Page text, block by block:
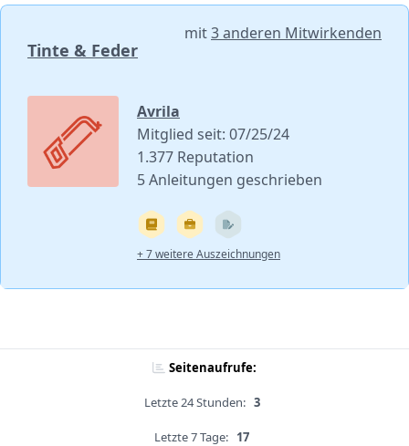
Tinte & Feder
mit3 anderen Mitwirkenden
Avrila
Mitglied seit: 07/25/24
1.377 Reputation
5 Anleitungen geschrieben
+ 7 weitere Auszeichnungen
Seitenaufrufe:
Letzte 24 Stunden: 3
Letzte 7 Tage: 17